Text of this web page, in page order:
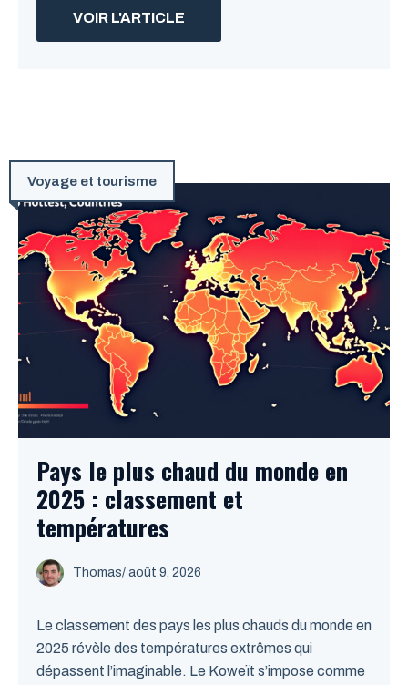
VOIR L'ARTICLE
Voyage et tourisme
Pays le plus chaud du monde en
2025 : classement et
températures
Thomas/ août 9, 2026
Le classement des pays les plus chauds du monde en
2025 révèle des températures extrêmes qui
dépassent l’imaginable. Le Koweït s’impose comme